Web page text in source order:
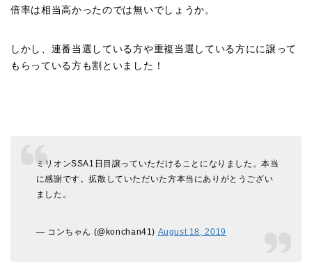
倍率は相当高かったのでは無いでしょうか。
しかし、連番当選している方や重複当選している方にに譲って
もらっている方も割といました！
ミリオンSSA1日目譲っていただけることになりました。本当
に感謝です。拡散していただいた方本当にありがとうござい
ました。
— コンちゃん (@konchan41) August 18, 2019